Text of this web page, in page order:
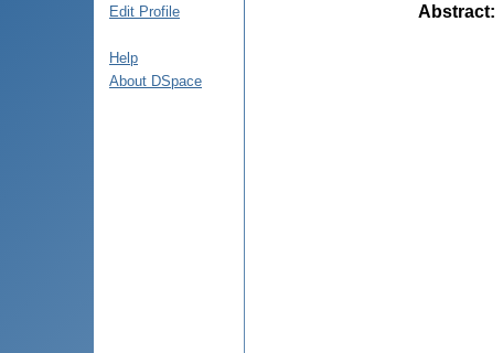
Edit Profile
Help
About DSpace
Abstract: